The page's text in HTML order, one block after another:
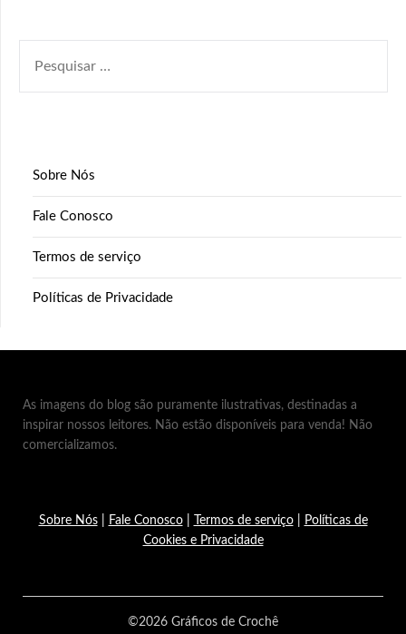
POR:
Sobre Nós
Fale Conosco
Termos de serviço
Políticas de Privacidade
As imagens do blog são puramente ilustrativas, destinadas a
inspirar nossos leitores. Não estão disponíveis para venda! Não
comercializamos.
Sobre Nós| Fale Conosco| Termos de serviço|
Políticas de
Cookies e Privacidade
©2026 Gráficos de Crochê